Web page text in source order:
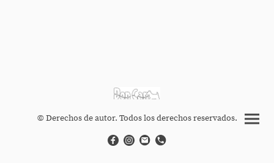
© Derechos de autor. Todos los derechos reservados.